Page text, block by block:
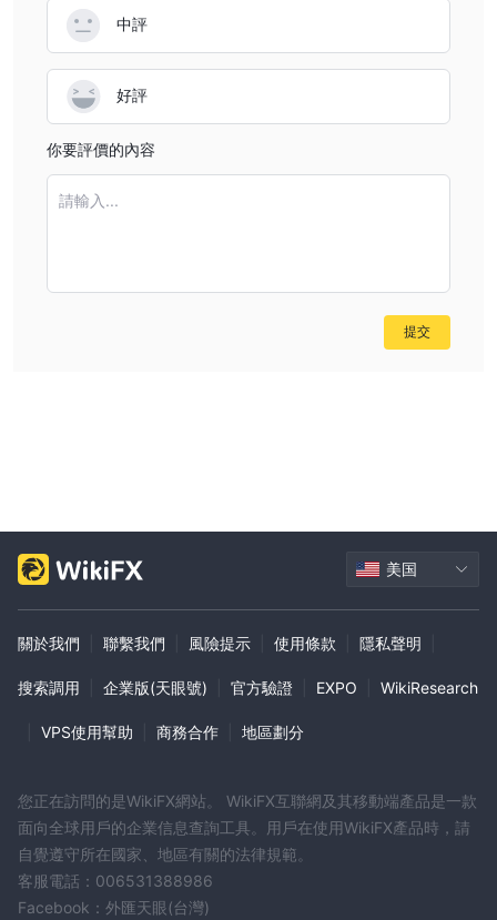
中評
好評
你要評價的內容
請輸入...
提交
美国
關於我們 聯繫我們 風險提示 使用條款 隱私聲明
搜索調用 企業版(天眼號) 官方驗證 EXPO WikiResearch
VPS使用幫助 商務合作 地區劃分
您正在訪問的是WikiFX網站。 WikiFX互聯網及其移動端產品是一款
面向全球用戶的企業信息查詢工具。用戶在使用WikiFX產品時，請
自覺遵守所在國家、地區有關的法律規範。
客服電話：006531388986
Facebook：外匯天眼(台灣)